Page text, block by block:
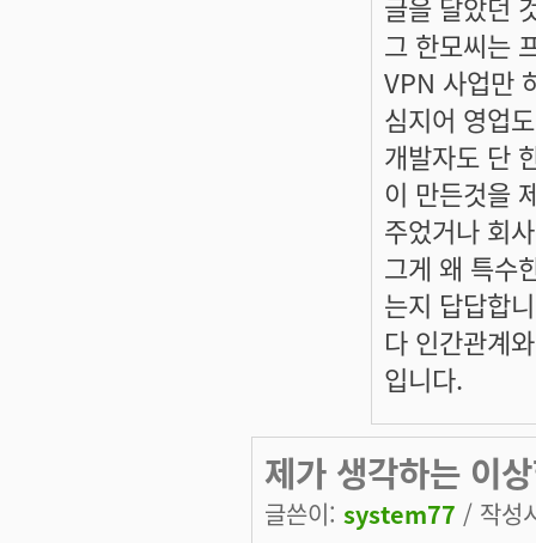
그 한모씨는
VPN 사업만
심지어 영업
개발자도 단
이 만든것을
주었거나 회
그게 왜 특수
는지 답답합
다 인간관계
입니다.
제가 생각하는 이
글쓴이: system77 / 작성